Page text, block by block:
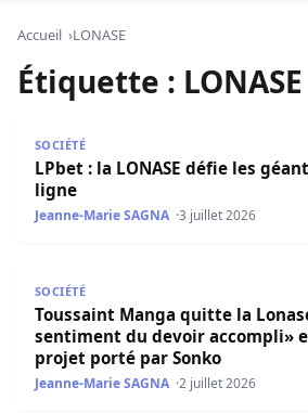
Accueil LONASE
Étiquette : LONASE
SOCIÉTÉ
LPbet : la LONASE défie les
ligne
Jeanne-Marie SAGNA 3 juillet 2026
SOCIÉTÉ
Toussaint Manga quitte la
sentiment du devoir accompli»
projet porté par Sonko
Jeanne-Marie SAGNA 2 juillet 2026